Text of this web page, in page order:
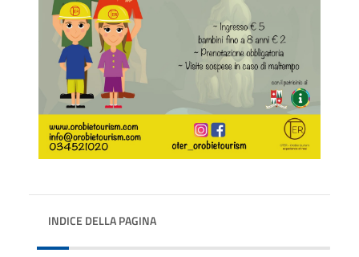
INDICE DELLA PAGINA